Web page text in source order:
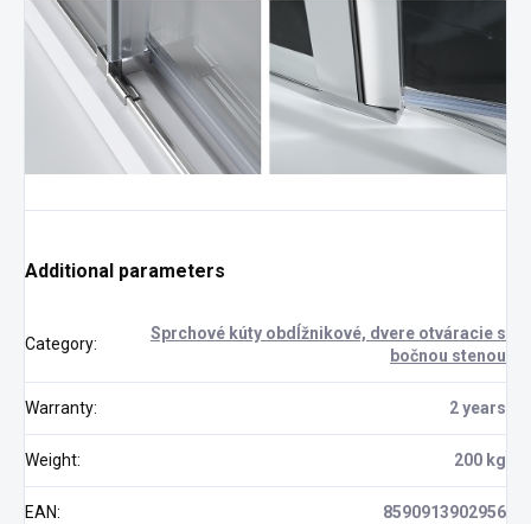
Additional parameters
Category:
Sprchové kúty obdĺžnikové, dvere otváracie s
bočnou stenou
Warranty: 2 years
Weight: 200 kg
EAN: 8590913902956